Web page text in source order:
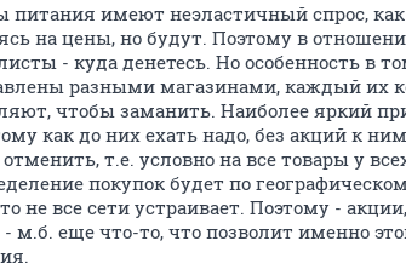
питания имеют неэластичный спрос,
на цены, но будут. Поэтому в
- куда денетесь. Но особенность в
разными магазинами, каждый их
чтобы заманить. Наиболее яркий
как до них ехать надо, без акций к
т.е. условно на все товары у
покупок будет по
не все сети устраивает. Поэтому -
м.б. еще что-то, что позволит именно